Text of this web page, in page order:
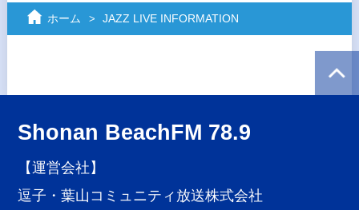
ホーム JAZZ LIVE INFORMATION
Shonan BeachFM 78.9
【運営会社】
逗子・葉山コミュニティ放送株式会社